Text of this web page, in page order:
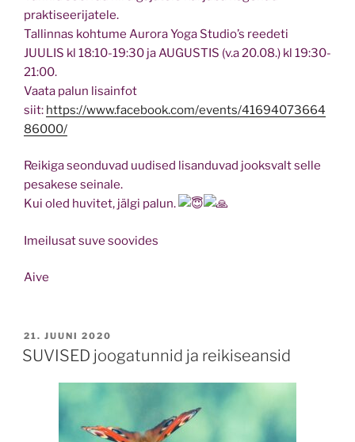
praktiseerijatele.
Tallinnas kohtume Aurora Yoga Studio’s reedeti
JUULIS kl 18:10-19:30 ja AUGUSTIS (v.a 20.08.) kl 19:30-
21:00.
Vaata palun lisainfot
siit: https://www.facebook.com/events/41694073664
86000/
Reikiga seonduvad uudised lisanduvad jooksvalt selle
pesakese seinale.
Kui oled huvitet, jälgi palun.
Imeilusat suve soovides
Aive
POSTED
ON
21. JUUNI 2020
SUVISED joogatunnid ja reikiseansid